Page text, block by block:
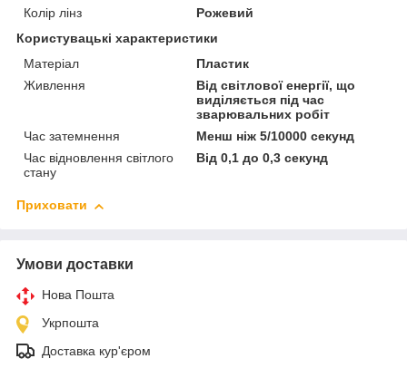
Колір лінз
Рожевий
Користувацькі характеристики
Матеріал
Пластик
Живлення
Від світлової енергії, що
виділяється під час
зварювальних робіт
Час затемнення
Менш ніж 5/10000 секунд
Час відновлення світлого
стану
Від 0,1 до 0,3 секунд
Приховати
Умови доставки
Нова Пошта
Укрпошта
Доставка кур'єром